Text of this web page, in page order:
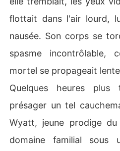
re, comprendre sa vraie
aire payer ceux qui ont
flottait dans l'air lourd,
nausée. Son corps se
spasme incontrôlable,
mortel se propageait
Quelques heures
présager un tel
Wyatt, jeune prodige
domaine familial sous